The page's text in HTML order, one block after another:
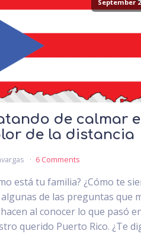
September
de calmar
de la distancia
6 Comments
está tu familia? ¿Cómo te
de las preguntas que
al conocer lo que pasó
querido Puerto Rico. ¿Te